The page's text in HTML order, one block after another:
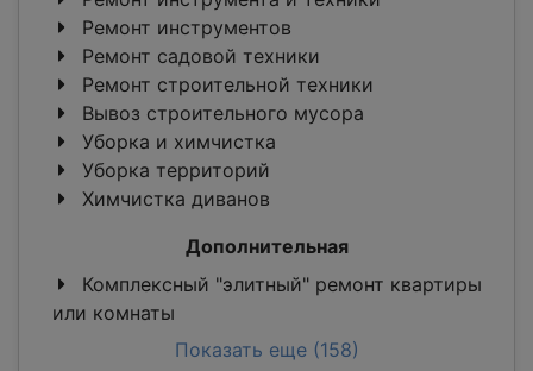
Ремонт инструментов
Ремонт садовой техники
Ремонт строительной техники
Вывоз строительного мусора
Уборка и химчистка
Уборка территорий
Химчистка диванов
Дополнительная
Комплексный "элитный" ремонт квартиры
или комнаты
Показать еще (158)